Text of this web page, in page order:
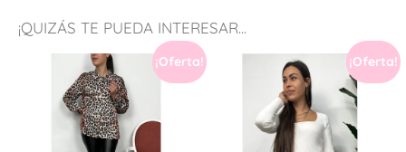
¡QUIZÁS TE PUEDA INTERESAR...
¡Oferta! ¡Oferta!